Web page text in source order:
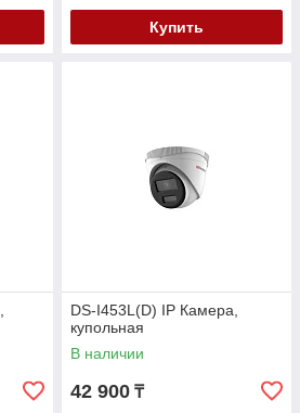
Купить
DS-I453L(D) IP Камера,
купольная
В наличии
42 900 ₸